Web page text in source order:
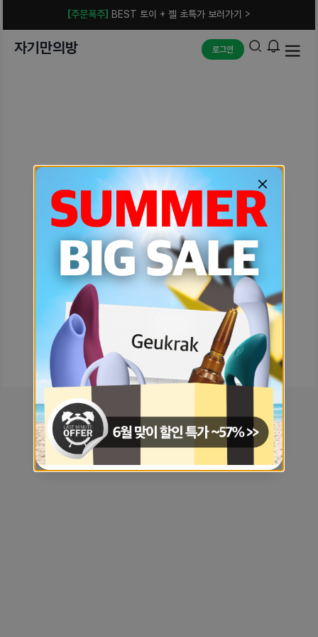
[주문폭주] BEST 토이 + 젤 초특가 보러가기 >
자기만의방 로그인
예상치 못한 에러입니다.